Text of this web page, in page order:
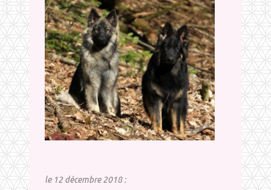
le 12 décembre 2018 :